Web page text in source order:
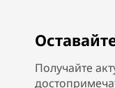
Получайте